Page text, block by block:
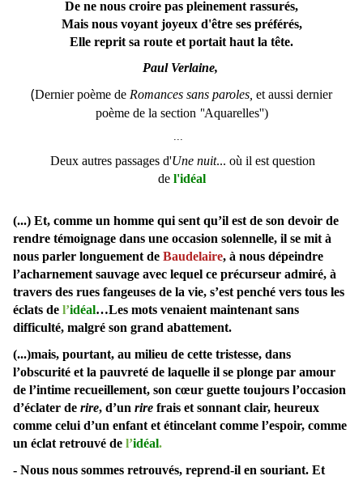
De ne nous croire pas pleinement rassurés,
Mais nous voyant joyeux d'être ses préférés,
Elle reprit sa route et portait haut la tête.
Paul Verlaine,
(Dernier poème de Romances sans paroles, et aussi dernier
poème de la section ''Aquarelles'')
...
Deux autres passages d'Une nuit... où il est question
de l'idéal
(...) Et, comme un homme qui sent qu’il est de son devoir de
rendre témoignage dans une occasion solennelle, il se mit à
nous parler longuement de Baudelaire, à nous dépeindre
l’acharnement sauvage avec lequel ce précurseur admiré, à
travers des rues fangeuses de la vie, s’est penché vers tous les
éclats de l’idéal…Les mots venaient maintenant sans
difficulté, malgré son grand abattement.
(...)mais, pourtant, au milieu de cette tristesse, dans
l’obscurité et la pauvreté de laquelle il se plonge par amour
de l’intime recueillement, son cœur guette toujours l’occasion
d’éclater de rire, d’un rire frais et sonnant clair, heureux
comme celui d’un enfant et étincelant comme l’espoir, comme
un éclat retrouvé de l’idéal.
- Nous nous sommes retrouvés, reprend-il en souriant. Et